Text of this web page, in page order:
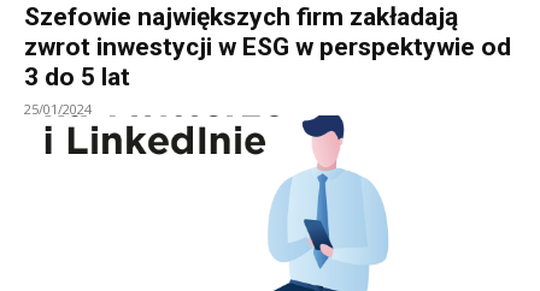
Szefowie największych firm zakładają
zwrot inwestycji w ESG w perspektywie od
3 do 5 lat
25/01/2024